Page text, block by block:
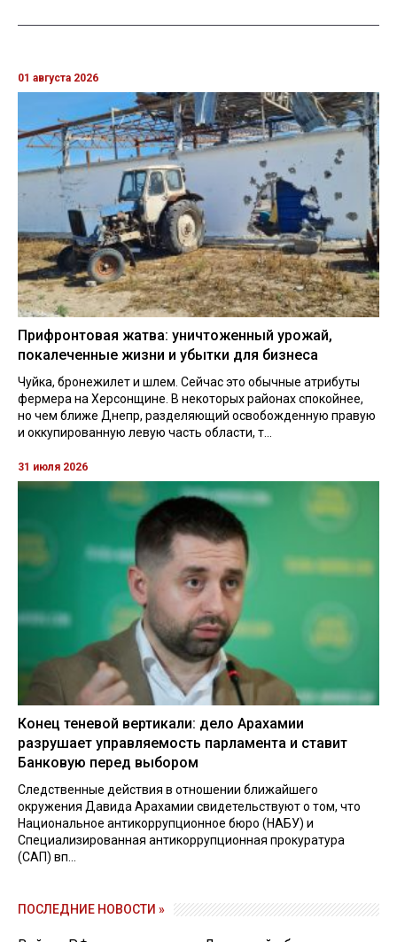
01 августа 2026
Прифронтовая жатва: уничтоженный урожай,
покалеченные жизни и убытки для бизнеса
Чуйка, бронежилет и шлем. Сейчас это обычные атрибуты
фермера на Херсонщине. В некоторых районах спокойнее,
но чем ближе Днепр, разделяющий освобожденную правую
и оккупированную левую часть области, т...
31 июля 2026
Конец теневой вертикали: дело Арахамии
разрушает управляемость парламента и ставит
Банковую перед выбором
Следственные действия в отношении ближайшего
окружения Давида Арахамии свидетельствуют о том, что
Национальное антикоррупционное бюро (НАБУ) и
Специализированная антикоррупционная прокуратура
(САП) вп...
ПОСЛЕДНИЕ НОВОСТИ »